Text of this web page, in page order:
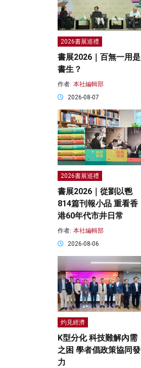
2026書展巡禮
書展2026｜百無一用是
書生？
作者: 本社編輯部
2026-08-07
2026書展巡禮
書展2026｜從劉以鬯
814篇刊報小品 重看香
港60年代市井日常
作者: 本社編輯部
2026-08-06
灼見經濟
K型分化 科技難解內需
之困 學者倡政策協同發
力